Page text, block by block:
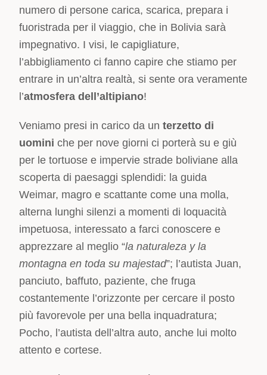
numero di persone carica, scarica, prepara i
fuoristrada per il viaggio, che in Bolivia sarà
impegnativo. I visi, le capigliature,
l’abbigliamento ci fanno capire che stiamo per
entrare in un’altra realtà, si sente ora veramente
l’atmosfera dell’altipiano!
Veniamo presi in carico da unterzetto di
uomini che per nove giorni ci porterà su e giù
per le tortuose e impervie strade boliviane alla
scoperta di paesaggi splendidi: la guida
Weimar, magro e scattante come una molla,
alterna lunghi silenzi a momenti di loquacità
impetuosa, interessato a farci conoscere e
apprezzare al meglio “la naturaleza y la
montagna en toda su majestad”; l’autista Juan,
panciuto, baffuto, paziente, che fruga
costantemente l’orizzonte per cercare il posto
più favorevole per una bella inquadratura;
Pocho, l’autista dell’altra auto, anche lui molto
attento e cortese.